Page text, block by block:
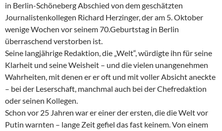
in Berlin-Schöneberg Abschied von dem geschätzten
Journalistenkollegen Richard Herzinger, der am 5. Oktober
wenige Wochen vor seinem 70.Geburtstag in Berlin
überraschend verstorben ist.
Seine langjährige Redaktion, die „Welt“, würdigte ihn für seine
Klarheit und seine Weisheit – und die vielen unangenehmen
Wahrheiten, mit denen er er oft und mit voller Absicht aneckte
– bei der Leserschaft, manchmal auch bei der Chefredaktion
oder seinen Kollegen.
Schon vor 25 Jahren war er einer der ersten, die die Welt vor
Putin warnten – lange Zeit gefiel das fast keinem. Von einem